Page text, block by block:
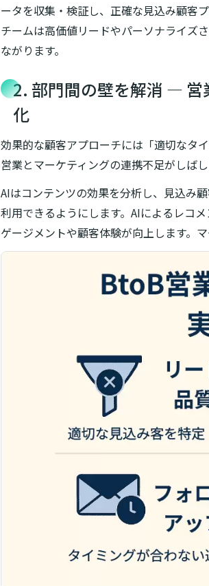
ータを収集・検証し、正確な見込み顧客
チームは高価値リードやパーソナライズ
ながります。
2. 部門間の壁を解消 ― 営
化
効果的な顧客アプローチには「適切なタ
営業とマーケティングの連携不足がしばし
AIはコンテンツの効果を分析し、見込み
利用できるようにします。AIによるレコ
ゲージメントや顧客体験が向上します。